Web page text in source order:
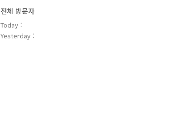
전체 방문자
Today :
Yesterday :